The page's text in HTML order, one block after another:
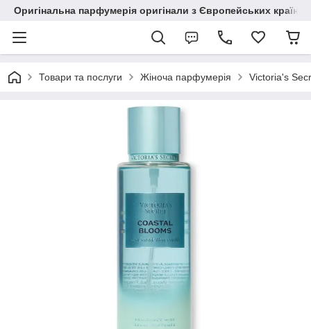
Оригінальна парфумерія оригінали з Європейських країн
Товари та послуги Жіноча парфумерія Victoria's